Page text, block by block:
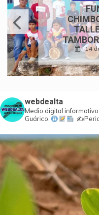
350
24
webdealta
Medio digital
Guárico,